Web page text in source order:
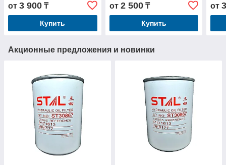
от 3 900 ₸
Купить
от 2 500₸
Купить
от
Акционные предложения и новинки